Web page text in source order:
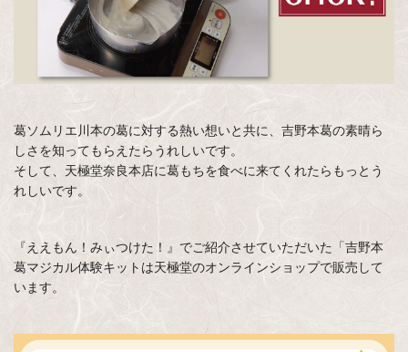
葛ソムリエ川本の葛に対する熱い想いと共に、吉野本葛の素晴ら
しさを知ってもらえたらうれしいです。
そして、天極堂奈良本店に葛もちを食べに来てくれたらもっとう
れしいです。
『ええもん！みぃつけた！』でご紹介させていただいた「吉野本
葛マジカル体験キットは天極堂のオンラインショップで販売して
います。